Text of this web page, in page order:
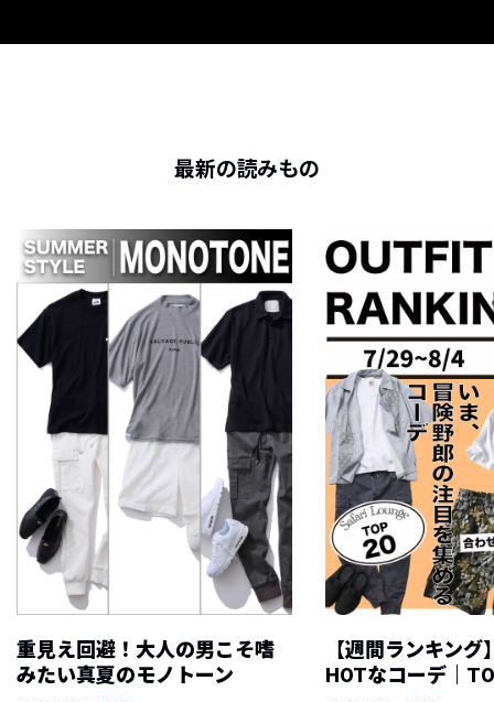
最新の読みもの
重見え回避！大人の男こそ嗜
みたい真夏のモノトーン
【週間ランキング
HOTなコーデ｜